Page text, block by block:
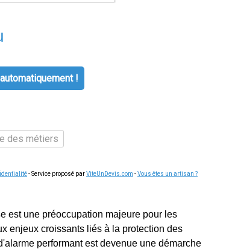
!
des métiers
- Service proposé parViteUnDevis.com -Vous êtes un artisan ?
est une préoccupation majeure pour les
enjeux croissants liés à la protection des
performant est devenue une démarche